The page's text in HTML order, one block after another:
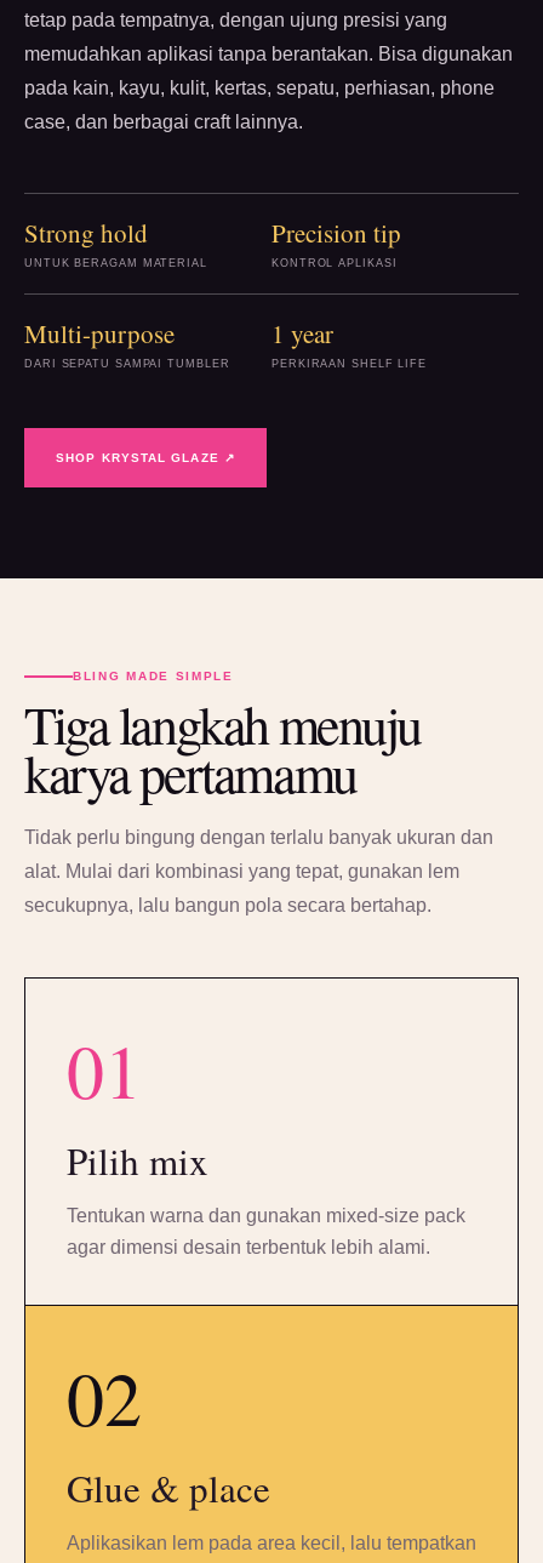
tetap pada tempatnya, dengan ujung presisi yang
memudahkan aplikasi tanpa berantakan. Bisa digunakan
pada kain, kayu, kulit, kertas, sepatu, perhiasan, phone
case, dan berbagai craft lainnya.
Strong hold
UNTUK BERAGAM MATERIAL
Precision tip
KONTROL APLIKASI
Multi-purpose
DARI SEPATU SAMPAI TUMBLER
1 year
PERKIRAAN SHELF LIFE
SHOP KRYSTAL GLAZE ↗
BLING MADE SIMPLE
Tiga langkah menuju
karya pertamamu
Tidak perlu bingung dengan terlalu banyak ukuran dan
alat. Mulai dari kombinasi yang tepat, gunakan lem
secukupnya, lalu bangun pola secara bertahap.
01
Pilih mix
Tentukan warna dan gunakan mixed-size pack
agar dimensi desain terbentuk lebih alami.
02
Glue & place
Aplikasikan lem pada area kecil, lalu tempatkan